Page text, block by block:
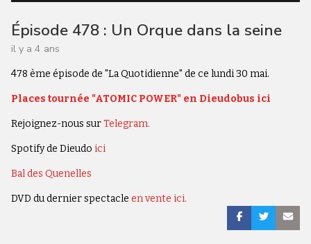
Épisode 478 : Un Orque dans la seine
il y a 4 ans
478 ème épisode de "La Quotidienne" de ce lundi 30 mai.
Places tournée "ATOMIC POWER" en Dieudobus ici
Rejoignez-nous surTelegram.
Spotify de Dieudo ici
Bal des Quenelles
DVD du dernier spectacle en vente ici.